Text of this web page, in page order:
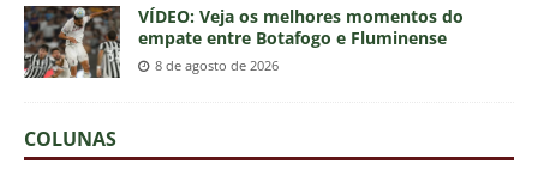
VÍDEO: Veja os melhores momentos do
empate entre Botafogo e Fluminense
8 de agosto de 2026
COLUNAS